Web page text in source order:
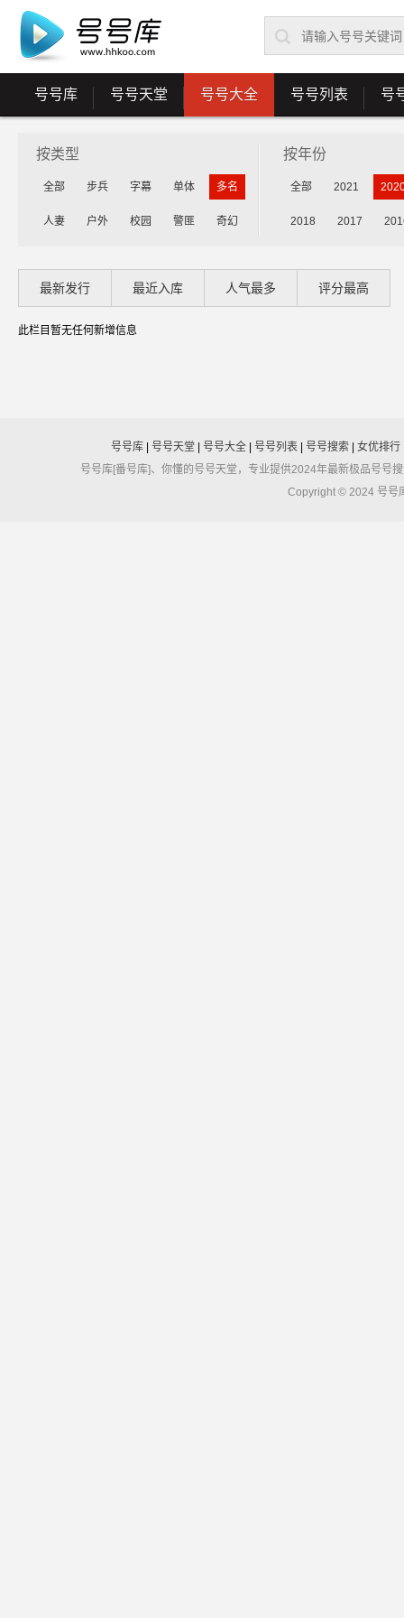
号号库 号号天堂 号号大全 号号列表 号
按类型
全部 步兵 字幕 单体 多名
人妻 户外 校园 警匪 奇幻
按年份
全部 2021
2018 2017
最新发行 最近入库 人气最多 评分最高
此栏目暂无任何新增信息
号号库| 号号天堂| 号号大全| 号号列表| 号号搜索| 女优排行
号号库[番号库]、你懂的号号天堂，专业提供2024年最新极品号号
Copyright © 2024 号号